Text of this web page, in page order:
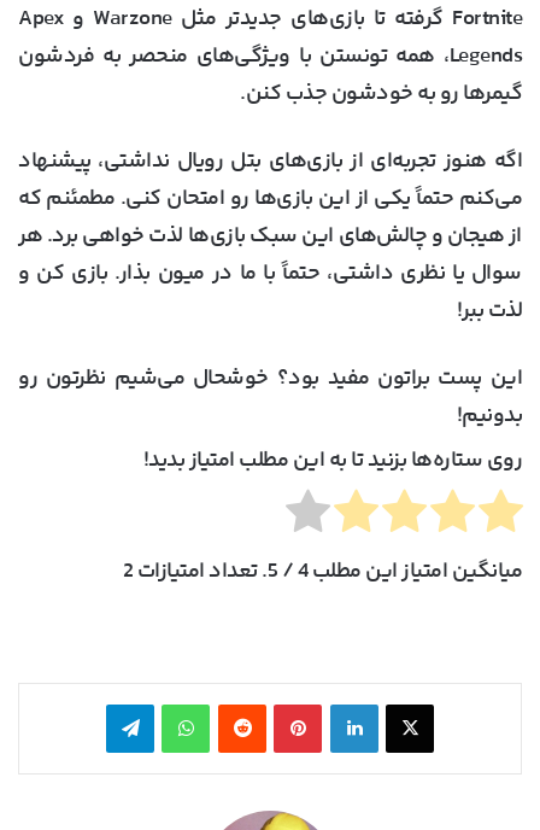
Fortnite گرفته تا بازی‌های جدیدتر مثل Warzone و Apex
Legends، همه تونستن با ویژگی‌های منحصر به فردشون
گیمرها رو به خودشون جذب کنن.
اگه هنوز تجربه‌ای از بازی‌های بتل رویال نداشتی، پیشنهاد
می‌کنم حتماً یکی از این بازی‌ها رو امتحان کنی. مطمئنم که
از هیجان و چالش‌های این سبک بازی‌ها لذت خواهی برد. هر
سوال یا نظری داشتی، حتماً با ما در میون بذار. بازی کن و
لذت ببر!
این پست براتون مفید بود؟ خوشحال می‌شیم نظرتون رو
بدونیم!
روی ستاره‌ها بزنید تا به این مطلب امتیاز بدید!
میانگین امتیاز این مطلب4/ 5. تعداد امتیازات 2
X لینکدین ‫پین‌ترست‫رددیت واتس آپ تلگرام